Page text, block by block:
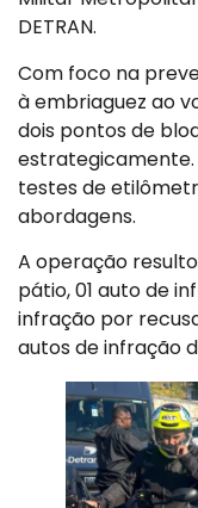
DETRAN.
Com foco na
à embriaguez ao
dois pontos de
estrategicamente.
testes de
abordagens.
A operação
pátio, 01 auto de
infração por
autos de infração